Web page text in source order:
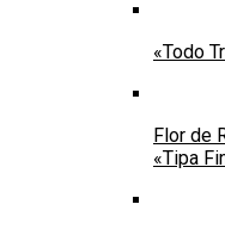
«Todo
Flor de
«Tipa